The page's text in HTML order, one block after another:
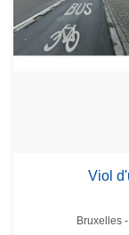
Viol
Lieux
Bruxelles